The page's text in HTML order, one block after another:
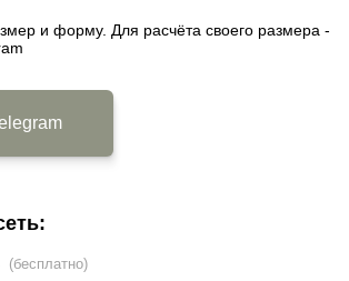
и форму. Для расчёта своего размера -
(бесплатно)